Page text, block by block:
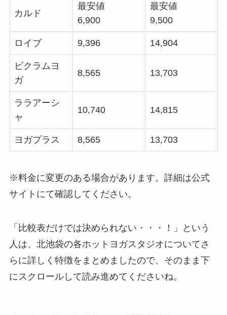
カルド
最安値
6,900
最安値
9,500
ロイブ 9,396 14,904
ビクラムヨ
ガ
8,565 13,703
ララアーシ
ャ
10,740 14,815
ヨガプラス 8,565 13,703
※料金に変更のある場合があります。詳細は公式
サイトにて確認してください。
「比較表だけでは決められない・・・！」という
人は、北池袋の各ホットヨガスタジオについてさ
らに詳しく特徴をまとめましたので、そのまま下
にスクロールして読み進めてくださいね。